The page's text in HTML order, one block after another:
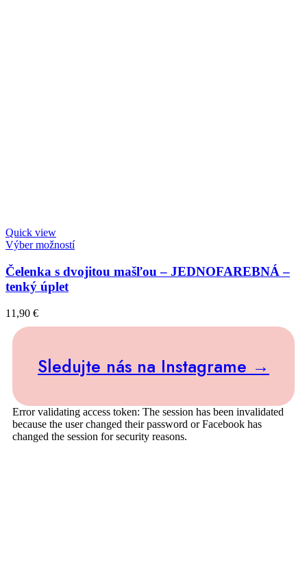
Quick view
Výber možností
Čelenka s dvojitou mašľou – JEDNOFAREBNÁ –
tenký úplet
11,90 €
Sledujte nás na Instagrame →
Error validating access token: The session has been invalidated
because the user changed their password or Facebook has
changed the session for security reasons.